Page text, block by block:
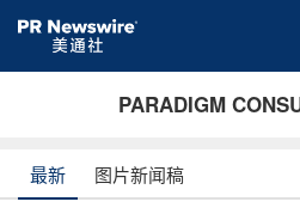
PARADIGM
最新 图片新闻稿